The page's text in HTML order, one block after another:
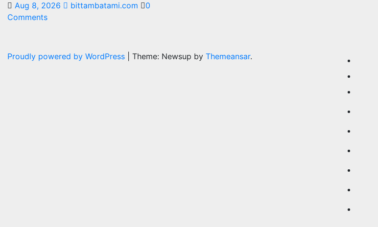
Aug 8, 2026 bittambatami.com
0
Comments
Proudly powered by WordPress Theme: Newsup by Themeansar.